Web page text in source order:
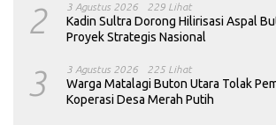
2 3 Agustus 2026 229 Lihat
Kadin Sultra Dorong Hilirisasi Aspal
Proyek Strategis Nasional
3 3 Agustus 2026 225 Lihat
Warga Matalagi Buton Utara Tolak
Koperasi Desa Merah Putih